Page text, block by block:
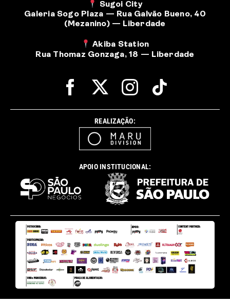
Sugoi City
Galeria Sogo Plaza — Rua Galvão Bueno, 40
(Mezanino) — Liberdade
Akiba Station
Rua Thomaz Gonzaga, 18 — Liberdade
REALIZAÇÃO:
APOIO INSTITUCIONAL: